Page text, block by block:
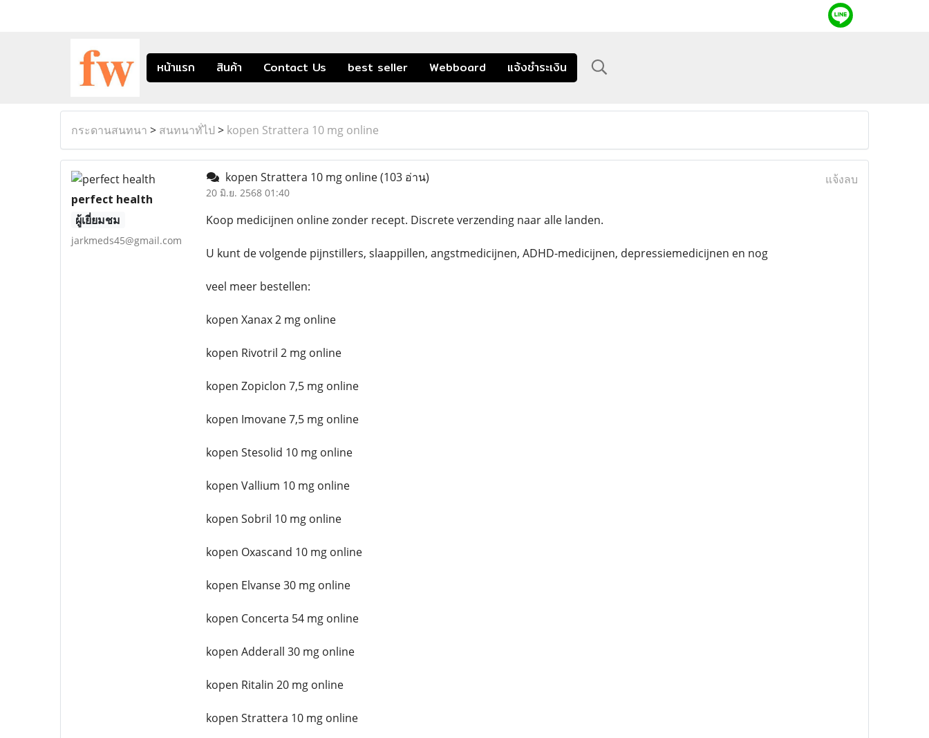
หน้าแรก สินค้า Contact Us best seller Webboard แจ้งชำระเงิน
กระดานสนทนา > สนทนาทั่ไป > kopen Strattera 10 mg online
perfect health
ผู้เยี่ยมชม
jarkmeds45@gmail.com
kopen Strattera 10 mg online(103 อ่าน)
20 มิ.ย. 2568 01:40
แจ้งลบ
Koop medicijnen online zonder recept. Discrete verzending naar alle landen.
U kunt de volgende pijnstillers, slaappillen, angstmedicijnen, ADHD-medicijnen, depressiemedicijnen en nog
veel meer bestellen:
kopen Xanax 2 mg online
kopen Rivotril 2 mg online
kopen Zopiclon 7,5 mg online
kopen Imovane 7,5 mg online
kopen Stesolid 10 mg online
kopen Vallium 10 mg online
kopen Sobril 10 mg online
kopen Oxascand 10 mg online
kopen Elvanse 30 mg online
kopen Concerta 54 mg online
kopen Adderall 30 mg online
kopen Ritalin 20 mg online
kopen Strattera 10 mg online